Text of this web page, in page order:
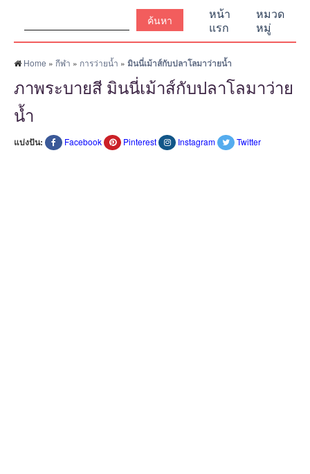
หน้า
แรก
หมวด
หมู่
Home » กีฬา » การว่ายน้ำ » มินนี่เม้าส์กับปลาโลมาว่ายน้ำ
ภาพระบายสี มินนี่เม้าส์กับปลาโลมาว่าย
น้ำ
แบ่งปัน: Facebook Pinterest Instagram Twitter